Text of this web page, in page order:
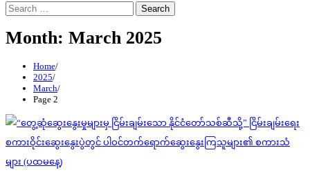
Search
for:
Month: March 2025
Home
2025
March
Page 2